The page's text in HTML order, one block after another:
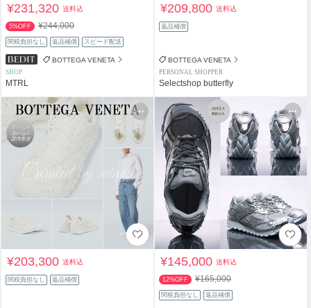
¥231,320送料込
5%OFF ¥244,000
関税負担なし 返品補償 スピード配送
BOTTEGA VENETA
SHOP
MTRL
¥209,800送料込
返品補償
BOTTEGA VENETA
PERSONAL SHOPPER
Selectshop butterfly
¥203,300送料込
関税負担なし 返品補償
¥145,000送料込
12%OFF ¥165,000
関税負担なし 返品補償